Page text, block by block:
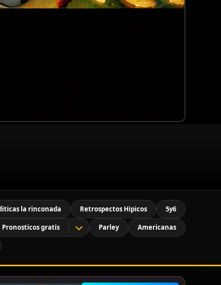
la rinconada Retrospectos Hipicos 5y6
Pronosticos gratis Parley Americanas